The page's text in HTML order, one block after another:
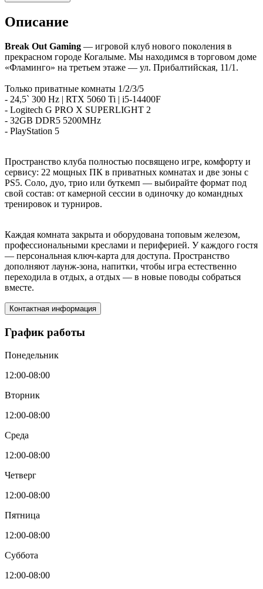
Описание
Break Out Gaming — игровой клуб нового поколения в
прекрасном городе Когалыме. Мы находимся в торговом доме
«Фламинго» на третьем этаже — ул. Прибалтийская, 11/1.
Только приватные комнаты 1/2/3/5
- 24,5` 300 Hz | RTX 5060 Ti | i5-14400F
- Logitech G PRO X SUPERLIGHT 2
- 32GB DDR5 5200MHz
- PlayStation 5
Пространство клуба полностью посвящено игре, комфорту и
сервису: 22 мощных ПК в приватных комнатах и две зоны с
PS5. Соло, дуо, трио или буткемп — выбирайте формат под
свой состав: от камерной сессии в одиночку до командных
тренировок и турниров.
Каждая комната закрыта и оборудована топовым железом,
профессиональными креслами и периферией. У каждого гостя
— персональная ключ-карта для доступа. Пространство
дополняют лаунж-зона, напитки, чтобы игра естественно
переходила в отдых, а отдых — в новые поводы собраться
вместе.
Контактная информация
График работы
Понедельник
12:00-08:00
Вторник
12:00-08:00
Среда
12:00-08:00
Четверг
12:00-08:00
Пятница
12:00-08:00
Суббота
12:00-08:00